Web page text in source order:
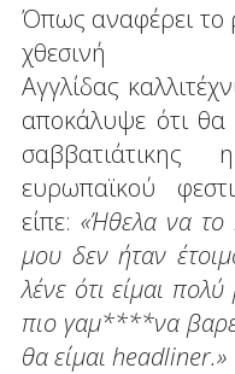
Όπως αναφέρει το
χθεσινή
Αγγλίδας
αποκάλυψε ότι θα
σαββατιάτικης
ευρωπαϊκού
είπε: «Ήθελα να το
μου δεν ήταν
λένε ότι είμαι
πιο γαμ****να
θα είμαι headliner.»